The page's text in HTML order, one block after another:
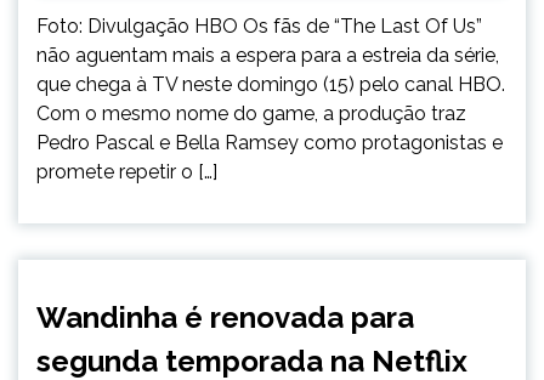
Foto: Divulgação HBO Os fãs de “The Last Of Us”
não aguentam mais a espera para a estreia da série,
que chega à TV neste domingo (15) pelo canal HBO.
Com o mesmo nome do game, a produção traz
Pedro Pascal e Bella Ramsey como protagonistas e
promete repetir o […]
Wandinha é renovada para
segunda temporada na Netflix